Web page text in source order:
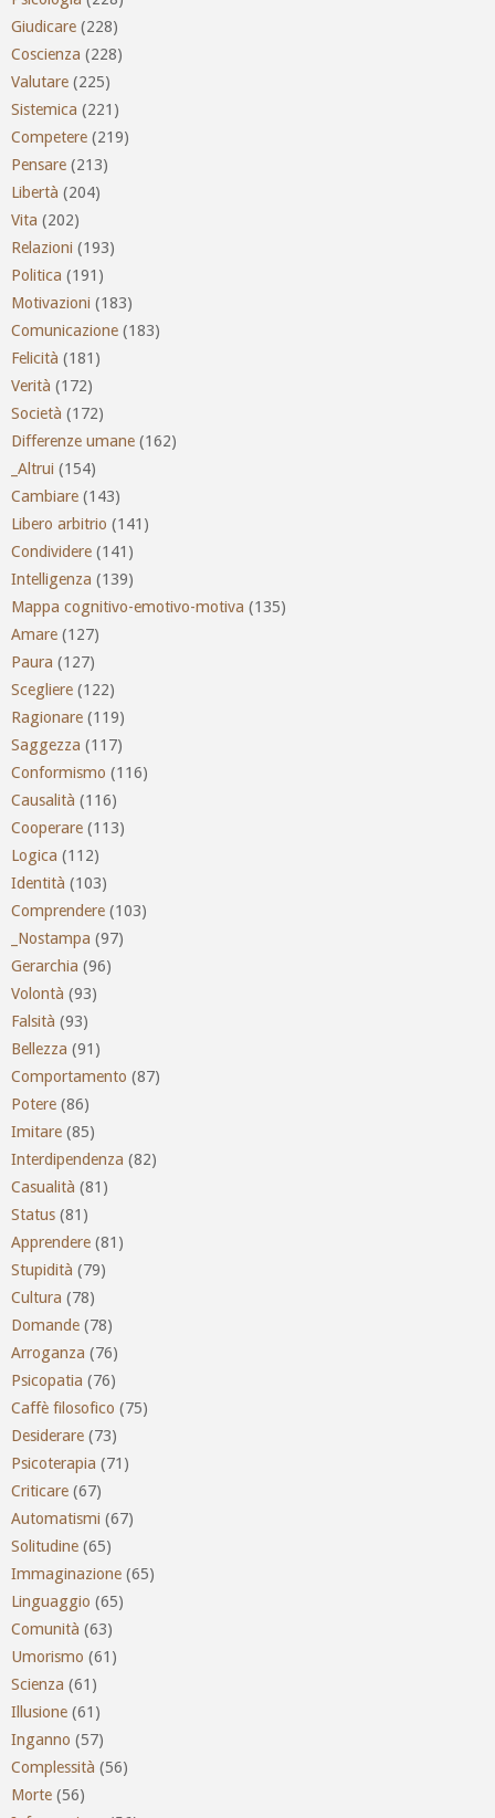
Giudicare (228)
Coscienza (228)
Valutare (225)
Sistemica (221)
Competere (219)
Pensare (213)
Libertà (204)
Vita (202)
Relazioni (193)
Politica (191)
Motivazioni (183)
Comunicazione (183)
Felicità (181)
Verità (172)
Società (172)
Differenze umane (162)
_Altrui (154)
Cambiare (143)
Libero arbitrio (141)
Condividere (141)
Intelligenza (139)
Mappa cognitivo-emotivo-motiva (135)
Amare (127)
Paura (127)
Scegliere (122)
Ragionare (119)
Saggezza (117)
Conformismo (116)
Causalità (116)
Cooperare (113)
Logica (112)
Identità (103)
Comprendere (103)
_Nostampa (97)
Gerarchia (96)
Volontà (93)
Falsità (93)
Bellezza (91)
Comportamento (87)
Potere (86)
Imitare (85)
Interdipendenza (82)
Casualità (81)
Status (81)
Apprendere (81)
Stupidità (79)
Cultura (78)
Domande (78)
Arroganza (76)
Psicopatia (76)
Caffè filosofico (75)
Desiderare (73)
Psicoterapia (71)
Criticare (67)
Automatismi (67)
Solitudine (65)
Immaginazione (65)
Linguaggio (65)
Comunità (63)
Umorismo (61)
Scienza (61)
Illusione (61)
Inganno (57)
Complessità (56)
Morte (56)